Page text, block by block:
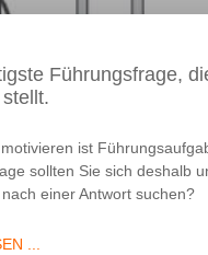
Führungsfrage,
ist
sollten Sie sich deshalb
einer Antwort suchen?
...